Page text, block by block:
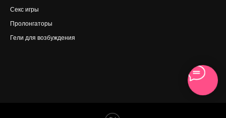
Секс игры
Пролонгаторы
Гели для возбуждения